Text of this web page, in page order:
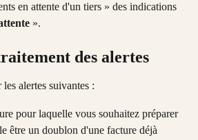
en attente d'un tiers » des indications
».
des alertes
alertes suivantes :
pour laquelle vous souhaitez préparer
être un doublon d'une facture déjà